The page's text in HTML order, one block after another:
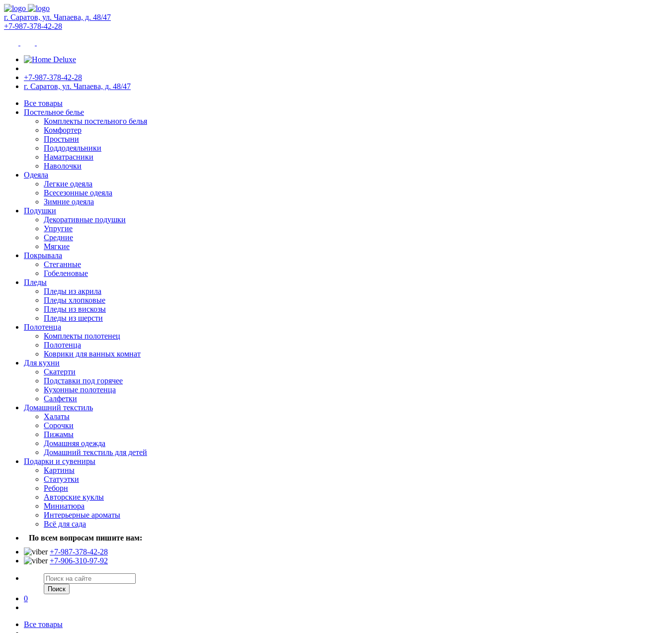
г. Саратов, ул. Чапаева, д. 48/47
+7-987-378-42-28
+7-987-378-42-28
г. Саратов, ул. Чапаева, д. 48/47
Все товары
Постельное белье
Комплекты постельного белья
Комфортер
Простыни
Поддодеяльники
Наматрасники
Наволочки
Одеяла
Легкие одеяла
Всесезонные одеяла
Зимние одеяла
Подушки
Декоративные подушки
Упругие
Средние
Мягкие
Покрывала
Стеганные
Гобеленовые
Пледы
Пледы из акрила
Пледы хлопковые
Пледы из вискозы
Пледы из шерсти
Полотенца
Комплекты полотенец
Полотенца
Коврики для ванных комнат
Для кухни
Скатерти
Подставки под горячее
Кухонные полотенца
Салфетки
Домашний текстиль
Халаты
Сорочки
Пижамы
Домашняя одежда
Домашний текстиль для детей
Подарки и сувениры
Картины
Статуэтки
Реборн
Авторские куклы
Миниатюра
Интерьерные ароматы
Всё для сада
По всем вопросам пишите нам:
+7-987-378-42-28
+7-906-310-97-92
Поиск
0
Все товары